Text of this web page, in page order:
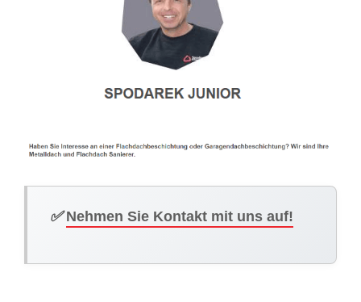
✅Nehmen Sie Kontakt mit uns auf!